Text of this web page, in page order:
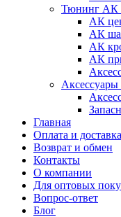
Тюнинг АК
АК
АК
АК
АК
Аксессуары
Главная
Оплата и доставка
Возврат и обмен
Контакты
О компании
Для оптовых
Вопрос-ответ
Блог